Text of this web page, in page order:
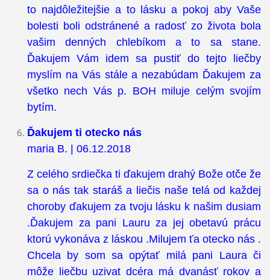
to najdôležitejšie a to lásku a pokoj aby Vaše
bolesti boli odstránené a radosť zo života bola
vašim denných chlebíkom a to sa stane.
Ďakujem Vám idem sa pustiť do tejto liečby
myslím na Vás stále a nezabúdam Ďakujem za
všetko nech Vás p. BOH miluje celým svojím
bytím.
Ďakujem ti otecko nás
maria B. | 06.12.2018
Z celého srdiečka ti ďakujem drahý Bože otče že
sa o nás tak staráš a liečis naše telá od každej
choroby ďakujem za tvoju lásku k našim dusiam
.Ďakujem za pani Lauru za jej obetavú prácu
ktorú vykonáva z láskou .Milujem ťa otecko nás .
Chcela by som sa opýtať milá pani Laura či
môže liečbu uzivat dcéra má dvanásť rokov a